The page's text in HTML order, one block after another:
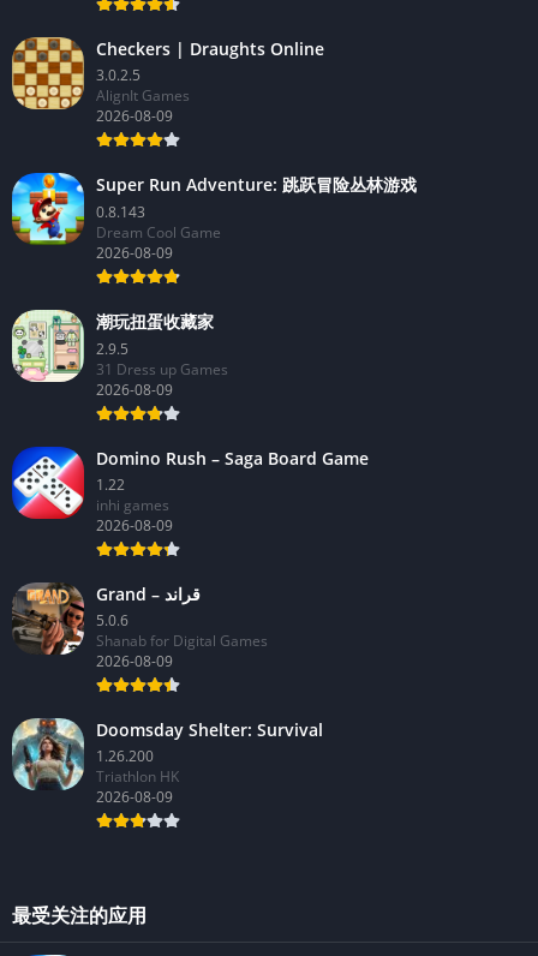
Checkers | Draughts Online
3.0.2.5
AlignIt Games
2026-08-09
Super Run Adventure: 跳跃冒险丛林游戏
0.8.143
Dream Cool Game
2026-08-09
潮玩扭蛋收藏家
2.9.5
31 Dress up Games
2026-08-09
Domino Rush – Saga Board Game
1.22
inhi games
2026-08-09
Grand – قراند
5.0.6
Shanab for Digital Games
2026-08-09
Doomsday Shelter: Survival
1.26.200
Triathlon HK
2026-08-09
最受关注的应用